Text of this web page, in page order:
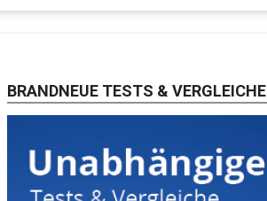
BRANDNEUE TESTS & VERGLEICHE